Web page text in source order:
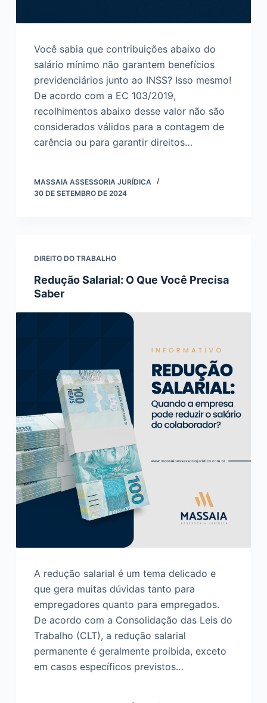
Você sabia que contribuições abaixo do
salário mínimo não garantem benefícios
previdenciários junto ao INSS? Isso mesmo!
De acordo com a EC 103/2019,
recolhimentos abaixo desse valor não são
considerados válidos para a contagem de
carência ou para garantir direitos…
MASSAIA ASSESSORIA JURÍDICA
30 DE SETEMBRO DE 2024
DIREITO DO TRABALHO
Redução Salarial: O Que Você Precisa
Saber
A redução salarial é um tema delicado e
que gera muitas dúvidas tanto para
empregadores quanto para empregados.
De acordo com a Consolidação das Leis do
Trabalho (CLT), a redução salarial
permanente é geralmente proibida, exceto
em casos específicos previstos…